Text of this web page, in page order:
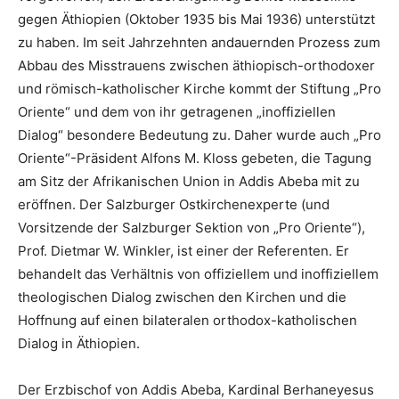
gegen Äthiopien (Oktober 1935 bis Mai 1936) unterstützt
zu haben. Im seit Jahrzehnten andauernden Prozess zum
Abbau des Misstrauens zwischen äthiopisch-orthodoxer
und römisch-katholischer Kirche kommt der Stiftung „Pro
Oriente“ und dem von ihr getragenen „inoffiziellen
Dialog“ besondere Bedeutung zu. Daher wurde auch „Pro
Oriente“-Präsident Alfons M. Kloss gebeten, die Tagung
am Sitz der Afrikanischen Union in Addis Abeba mit zu
eröffnen. Der Salzburger Ostkirchenexperte (und
Vorsitzende der Salzburger Sektion von „Pro Oriente“),
Prof. Dietmar W. Winkler, ist einer der Referenten. Er
behandelt das Verhältnis von offiziellem und inoffiziellem
theologischen Dialog zwischen den Kirchen und die
Hoffnung auf einen bilateralen orthodox-katholischen
Dialog in Äthiopien.
Der Erzbischof von Addis Abeba, Kardinal Berhaneyesus